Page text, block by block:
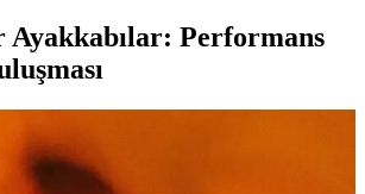
Ayakkabılar: Performans